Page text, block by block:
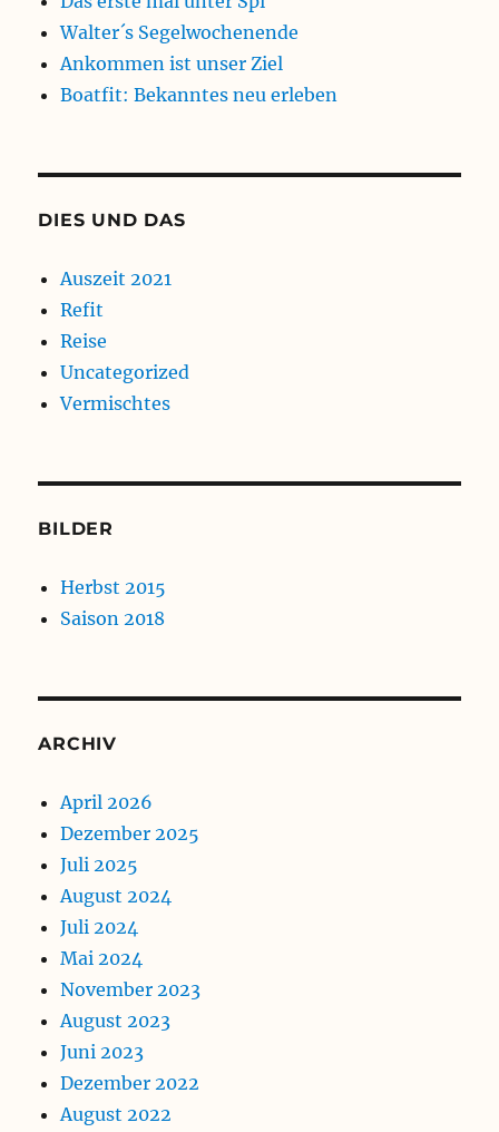
Walter´s Segelwochenende
Ankommen ist unser Ziel
Boatfit: Bekanntes neu erleben
DIES UND DAS
Auszeit 2021
Refit
Reise
Uncategorized
Vermischtes
BILDER
Herbst 2015
Saison 2018
ARCHIV
April 2026
Dezember 2025
Juli 2025
August 2024
Juli 2024
Mai 2024
November 2023
August 2023
Juni 2023
Dezember 2022
August 2022